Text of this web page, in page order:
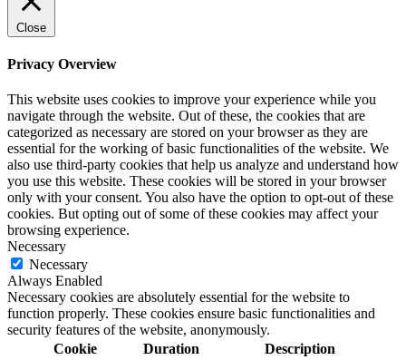
Close
Privacy Overview
This website uses cookies to improve your experience while you
navigate through the website. Out of these, the cookies that are
categorized as necessary are stored on your browser as they are
essential for the working of basic functionalities of the website. We
also use third-party cookies that help us analyze and understand how
you use this website. These cookies will be stored in your browser
only with your consent. You also have the option to opt-out of these
cookies. But opting out of some of these cookies may affect your
browsing experience.
Necessary
Necessary
Always Enabled
Necessary cookies are absolutely essential for the website to
function properly. These cookies ensure basic functionalities and
security features of the website, anonymously.
Cookie
Duration Description